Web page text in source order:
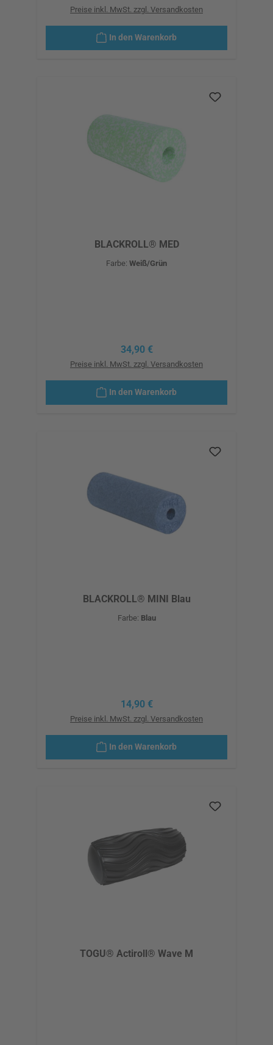
Preise inkl. MwSt. zzgl. Versandkosten
In den Warenkorb
BLACKROLL® MED
Farbe: Weiß/Grün
Regulärer Preis:
34,90 €
Preise inkl. MwSt. zzgl. Versandkosten
In den Warenkorb
BLACKROLL® MINI Blau
Farbe: Blau
Regulärer Preis:
14,90 €
Preise inkl. MwSt. zzgl. Versandkosten
In den Warenkorb
TOGU® Actiroll® Wave M